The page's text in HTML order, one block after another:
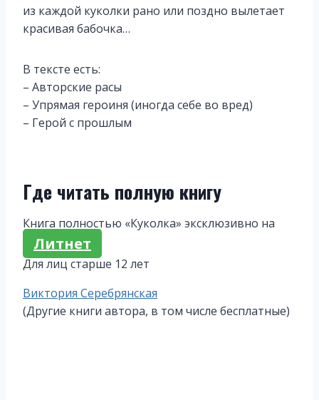
из каждой куколки рано или поздно вылетает
красивая бабочка…
В тексте есть:
– Авторские расы
– Упрямая героиня (иногда себе во вред)
– Герой с прошлым
Где читать полную книгу
Книга полностью «Куколка» эксклюзивно на
Литнет
Для лиц старше 12 лет
Метки
записи:
Виктория Серебрянская
(Другие книги автора, в том числе бесплатные)